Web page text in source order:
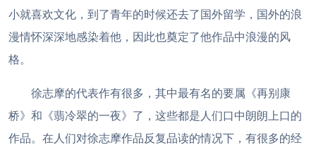
小就喜欢文化，到了青年的时候还去了国外留学，国外的浪
漫情怀深深地感染着他，因此也奠定了他作品中浪漫的风
格。
徐志摩的代表作有很多，其中最有名的要属《再别康
桥》和《翡冷翠的一夜》了，这些都是人们口中朗朗上口的
作品。在人们对徐志摩作品反复品读的情况下，有很多的经